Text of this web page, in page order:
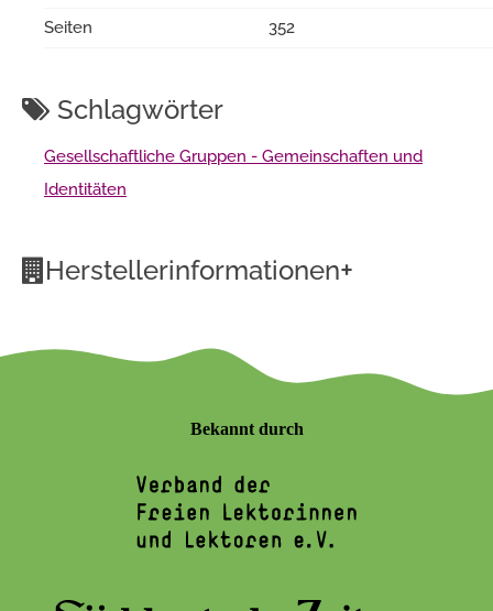
Seiten
352
Schlagwörter
Gesellschaftliche Gruppen - Gemeinschaften und
Identitäten
Herstellerinformationen+
Bekannt durch